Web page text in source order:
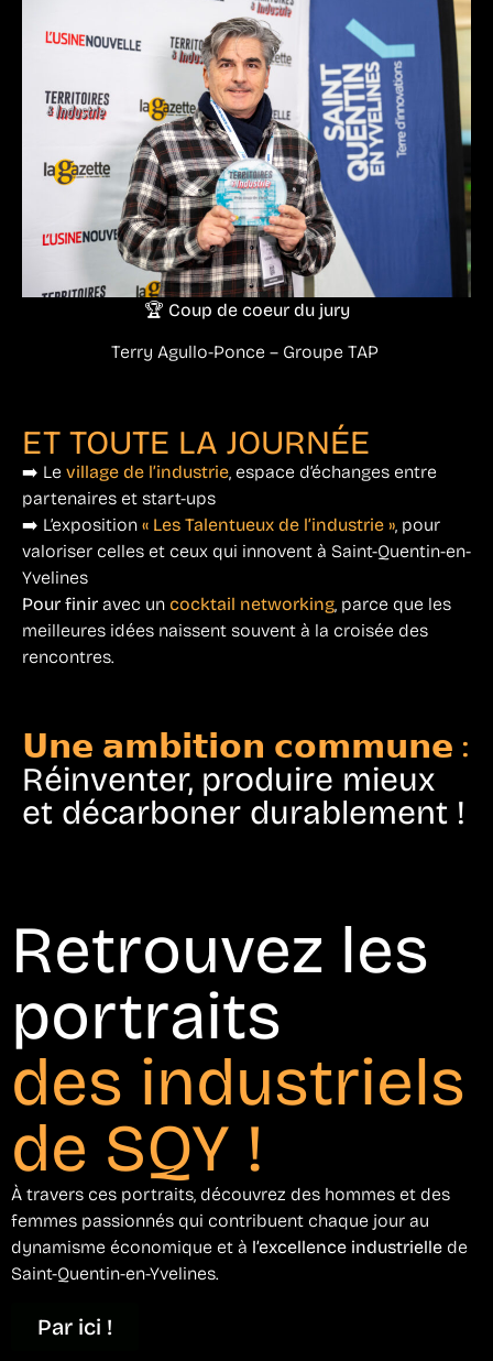
🏆 Coup de coeur du jury
Terry Agullo-Ponce – Groupe TAP
ET TOUTE LA JOURNÉE
➡️ Le village de l’industrie , espace d’échanges entre
partenaires et start-ups
➡️ L’exposition « Les Talentueux de l’industrie » , pour
valoriser celles et ceux qui innovent à Saint-Quentin-en-
Yvelines
Pour finir avec un cocktail networking , parce que les
meilleures idées naissent souvent à la croisée des
rencontres.
𝗨𝗻𝗲 𝗮𝗺𝗯𝗶𝘁𝗶𝗼𝗻 𝗰𝗼𝗺𝗺𝘂𝗻𝗲 :
Réinventer, produire mieux
et décarboner durablement !
Retrouvez les
portraits
des industriels
de SQY !
À travers ces portraits, découvrez des hommes et des
femmes passionnés qui contribuent chaque jour au
dynamisme économique et à l’excellence industrielle de
Saint-Quentin-en-Yvelines.
Par ici !